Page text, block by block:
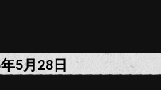
5月28日